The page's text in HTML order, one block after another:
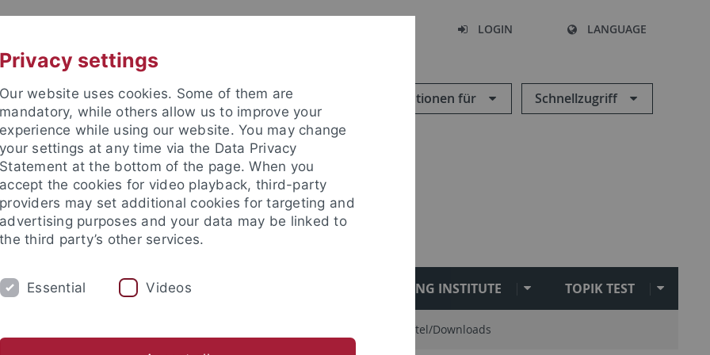
LOGIN LANGUAGE
Informationen für Schnellzugriff
STUDIUM SEJONG INSTITUTE TOPIK TEST
Hilfsmittel/Downloads
Privacy settings
Our website uses cookies. Some of them are
mandatory, while others allow us to improve your
experience while using our website. You may change
your settings at any time via the Data Privacy
Statement at the bottom of the page. When you
accept the cookies for video playback, third-party
providers may set additional cookies for targeting and
advertising purposes and your data may be linked to
the third party’s other services.
Essential Videos